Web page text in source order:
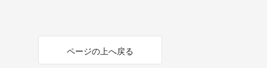
ページの上へ戻る